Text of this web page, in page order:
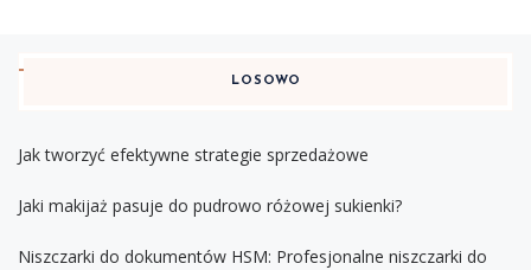
LOSOWO
Jak tworzyć efektywne strategie sprzedażowe
Jaki makijaż pasuje do pudrowo różowej sukienki?
Niszczarki do dokumentów HSM: Profesjonalne niszczarki do